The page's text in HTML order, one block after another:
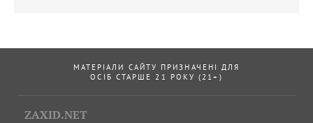
МАТЕРІАЛИ САЙТУ ПРИЗНАЧЕНІ ДЛЯ
ОСІБ СТАРШЕ 21 РОКУ (21+)
ZAXID.NET